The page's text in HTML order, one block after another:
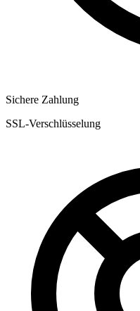
Sichere Zahlung
SSL-Verschlüsselung